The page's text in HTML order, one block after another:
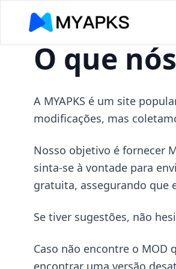
O que
A MYAPKS é um site
modificações, mas
Nosso objetivo é fornecer
sinta-se à vontade para
gratuita, assegurando que
Se tiver sugestões, não
Caso não encontre o
encontrar uma versão